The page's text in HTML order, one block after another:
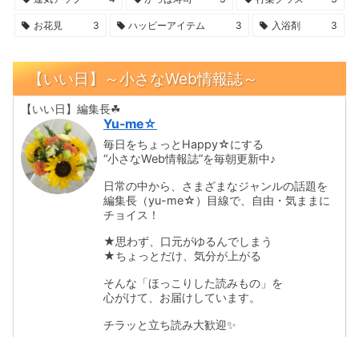
お花見 3 ハッピーアイテム 3 入浴剤 3
【いい日】～小さなWeb情報誌～
【いい日】編集長☘
Yu-me☆
毎日をちょっとHappy☆にする
“小さなWeb情報誌”を毎朝更新中♪
日常の中から、さまざまなジャンルの話題を
編集長（yu-me☆）目線で、自由・気ままに
チョイス！
★思わず、口元がゆるんでしまう
★ちょっとだけ、気分が上がる
そんな「ほっこりした読みもの」を
心がけて、お届けしています。
チラッと立ち読み大歓迎✨️